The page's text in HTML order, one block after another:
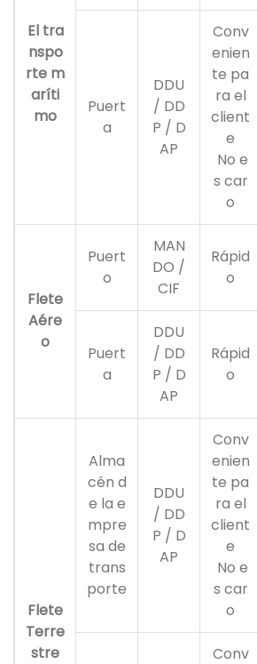
El tra
nspo
rte m
aríti
mo
Puert
a
DDU
/ DD
P / D
AP
Conv
enien
te pa
ra el
client
e
No e
s car
o
Flete
Aére
o
Puert
o
MAN
DO /
CIF
Rápid
o
Puert
a
DDU
/ DD
P / D
AP
Rápid
o
Flete
Terre
stre
Alma
cén d
e la e
mpre
sa de
trans
porte
DDU
/ DD
P / D
AP
Conv
enien
te pa
ra el
client
e
No e
s car
o
Conv